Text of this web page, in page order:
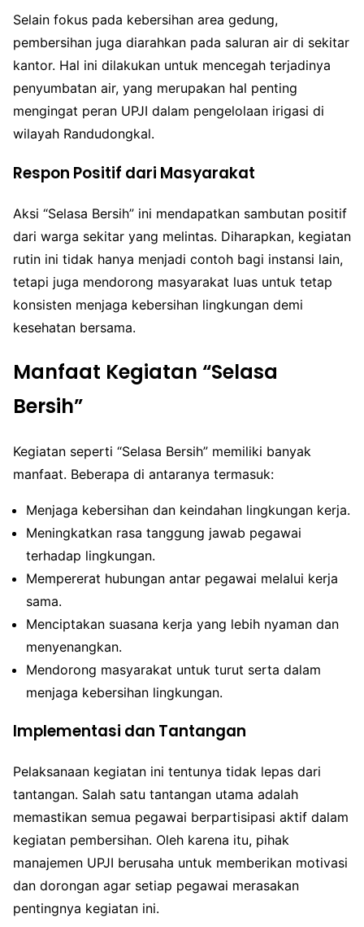
Selain fokus pada kebersihan area gedung,
pembersihan juga diarahkan pada saluran air di sekitar
kantor. Hal ini dilakukan untuk mencegah terjadinya
penyumbatan air, yang merupakan hal penting
mengingat peran UPJI dalam pengelolaan irigasi di
wilayah Randudongkal.
Respon Positif dari Masyarakat
Aksi “Selasa Bersih” ini mendapatkan sambutan positif
dari warga sekitar yang melintas. Diharapkan, kegiatan
rutin ini tidak hanya menjadi contoh bagi instansi lain,
tetapi juga mendorong masyarakat luas untuk tetap
konsisten menjaga kebersihan lingkungan demi
kesehatan bersama.
Manfaat Kegiatan “Selasa
Bersih”
Kegiatan seperti “Selasa Bersih” memiliki banyak
manfaat. Beberapa di antaranya termasuk:
Menjaga kebersihan dan keindahan lingkungan kerja.
Meningkatkan rasa tanggung jawab pegawai
terhadap lingkungan.
Mempererat hubungan antar pegawai melalui kerja
sama.
Menciptakan suasana kerja yang lebih nyaman dan
menyenangkan.
Mendorong masyarakat untuk turut serta dalam
menjaga kebersihan lingkungan.
Implementasi dan Tantangan
Pelaksanaan kegiatan ini tentunya tidak lepas dari
tantangan. Salah satu tantangan utama adalah
memastikan semua pegawai berpartisipasi aktif dalam
kegiatan pembersihan. Oleh karena itu, pihak
manajemen UPJI berusaha untuk memberikan motivasi
dan dorongan agar setiap pegawai merasakan
pentingnya kegiatan ini.